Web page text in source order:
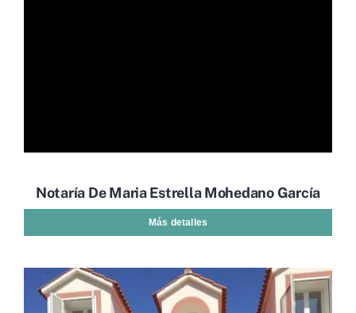
Notaría De Maria Estrella Mohedano García
Más detalles